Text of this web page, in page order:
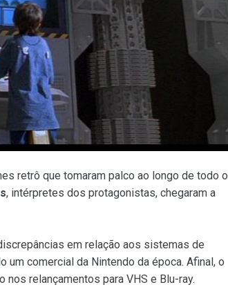
retrô que tomaram palco ao longo de todo o
, intérpretes dos protagonistas, chegaram a
em relação aos sistemas de
um comercial da Nintendo da época. Afinal, o
relançamentos para VHS e Blu-ray.